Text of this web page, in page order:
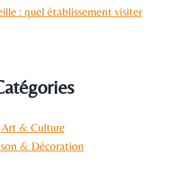
: quel établissement visiter
Art & Culture
& Décoration